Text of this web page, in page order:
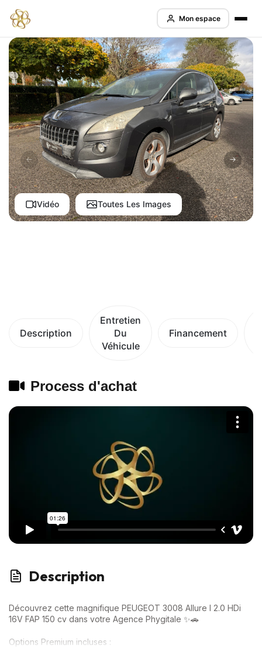
Mon espace
Vidéo Toutes Les Images
Description
Entretien
Du
Véhicule
Financement
Process d'achat
Description
Découvrez cette magnifique PEUGEOT 3008 Allure I 2.0 HDi
16V FAP 150 cv dans votre Agence Phygitale ✨🚗
Options Premium incluses :